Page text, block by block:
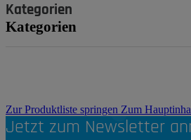
Kategorien
Kategorien
Zur Produktliste springen Zum
Jetzt zum Newsletter